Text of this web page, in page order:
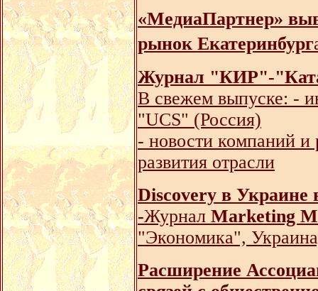
«МедиаПартнер»
рынок Екатеринбург
Журнал "КИР"-
В свежем выпуске: -
"UCS" (Россия)
- новости компаний и
развития отрасли
Discovery в Украине
-Журнал Marketing
"Экономика",
Расширение